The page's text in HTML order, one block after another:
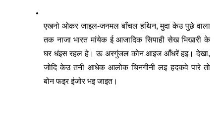
एखनो ओकर जाइल-जनमल बाँचल हथिन, मुदा केउ पुछे वाला
तक नाजा भारत मांयेक ई आजादिक सिपाही सेख भिखारी के
घर धंइस रहल हे। ऊ अरगुंजल कोन आइज आँधरें हइ। देखा,
जोदि केउ तनी आधेक आलोक चिनगीनी लइ हदकवे पारे तो
बोन फइर इंजोर भइ जाइत।